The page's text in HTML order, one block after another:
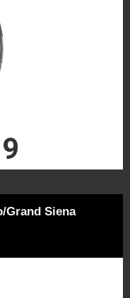
Grand Siena